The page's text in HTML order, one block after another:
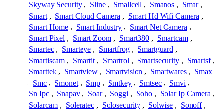
Skyway Security , Sline , Smallcell , Smanos , Smar ,
Smart , Smart Cloud Camera , Smart Hd Wifi Camera ,
Smart Home , Smart Industry , Smart Net Camera ,
Smart Pixel , Smart Zoom , Smart380 , Smartcam ,
Smartec , Smarteye , Smartfrog , Smartguard ,
Smartiscam , Smartit , Smartrol , Smartsecurity , Smartsf ,
Smarttek , Smartview , Smartvision , Smartwares , Smax
, Smc , Smonet , Smp , Smtkey , Smtsec , Smvi ,
Sn Ipc , Snapav , Soar , Soggi , Soho , Solar Ip Camera ,
Solarcam , Soleratec , Solosecurity , Solwise , Sonoff ,